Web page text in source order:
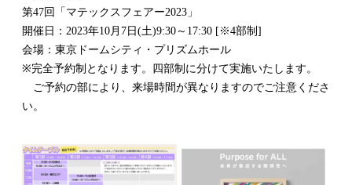
第47回「マテックスフェアー2023」
開催日：2023年10月7日(土)9:30～17:30 [※4部制]
会場：東京ドームシティ・プリズムホール
※完全予約制となります。四部制に分けて実施いたします。
ご予約の部により、来場時間が異なりますのでご注意くださ
い。